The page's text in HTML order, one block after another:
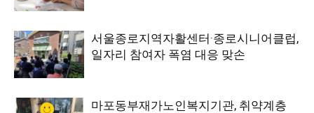
서울종로지역자활센터·종로시니어클럽,
일자리 참여자 폭염 대응 맞손
마포동부재가노인복지기관, 취약계층